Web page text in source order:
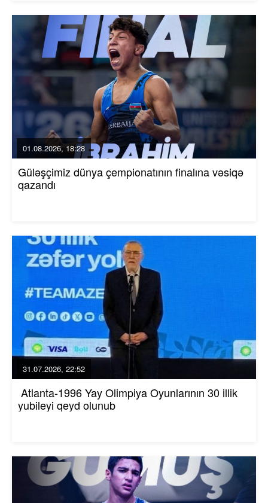
01.08.2026, 18:28
Güləşçimiz dünya çempionatının finalına vəsiqə
qazandı
31.07.2026, 22:52
Atlanta-1996 Yay Olimpiya Oyunlarının 30 illik
yubileyi qeyd olunub